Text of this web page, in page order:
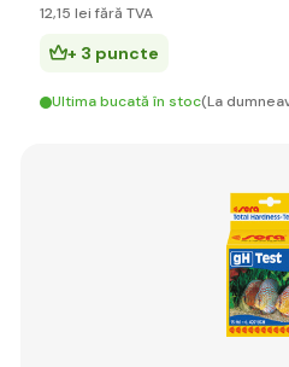
12,15 lei fără TVA
+ 3 puncte
Ultima bucată în stoc(La